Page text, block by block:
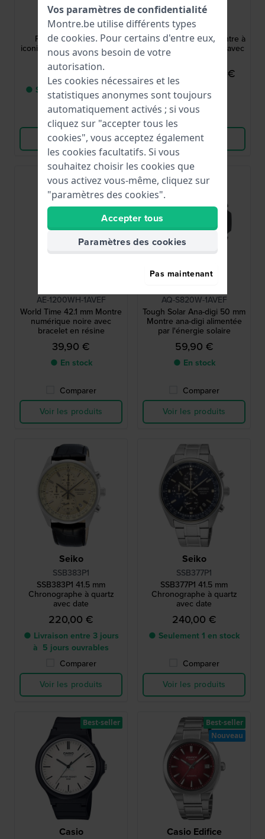
Tissot
T1374101104100
PRX 40 mm Montre
iconique de 1978 au design
suisse
395,00 €
● Seulement 1 en stock
Comparer
Voir les produits
Timberland
TBL.14816JLB/02
Henniker ll 46 mm Montre à
double fuseau horaire avec
199,00 € 119,95 €
● En stock
Voir les produits
AE-1200WH-1AVEF
World Time 42.1 mm Montre
numérique noire avec
bracelet en résine
39,90 €
● En stock
Comparer
Voir les produits
AQ-S820W-1AVEF
Tough Solar Ana-digi 50 mm
Montre ana-digi alimentée
par l'énergie solaire
59,90 €
● En stock
Comparer
Voir les produits
Seiko
SSB383P1
SSB383P1 41.5 mm
Chronographe à quartz
avec date
220,00 €
● Livraison entre 3 jours
à 5 jours ouvrables
Comparer
Voir les produits
Seiko
SSB377P1
SSB377P1 41.5 mm
Chronographe à quartz
avec date
240,00 €
● Seulement 1 en stock
Comparer
Voir les produits
Casio
Best-seller
Casio Edifice
Best-seller
Nouveau
Vos paramètres de confidentialité
Montre.be utilise différents types
de cookies. Pour certains d'entre eux,
nous avons besoin de votre
autorisation.
Les cookies nécessaires et les
statistiques anonymes sont toujours
automatiquement activés ; si vous
cliquez sur "accepter tous les
cookies", vous acceptez également
les cookies facultatifs. Si vous
souhaitez choisir les cookies que
vous activez vous-même, cliquez sur
"paramètres des cookies".
Accepter tous
Paramètres des cookies
Pas maintenant